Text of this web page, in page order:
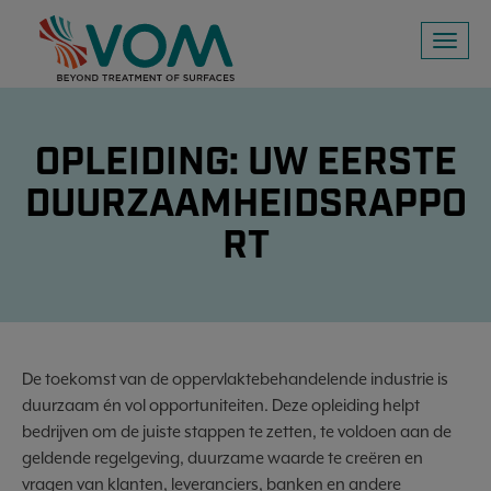
Toggle
OPLEIDING: UW EERSTE
DUURZAAMHEIDSRAPPO
RT
De toekomst van de oppervlaktebehandelende industrie is
duurzaam én vol opportuniteiten. Deze opleiding helpt
bedrijven om de juiste stappen te zetten, te voldoen aan de
geldende regelgeving, duurzame waarde te creëren en
vragen van klanten, leveranciers, banken en andere